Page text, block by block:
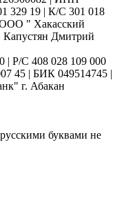
329 19 | К/С 301 018
ООО " Хакасский
Дмитрий
| Р/С 408 028 109 000
45 | БИК 049514745 |
г. Абакан
буквами не